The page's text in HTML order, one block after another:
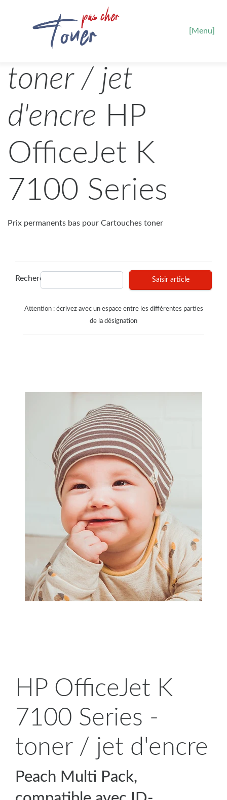
[Menu]
toner / jet
d'encre HP
OfficeJet K
7100 Series
Prix permanents bas pour Cartouches toner
Recherches Saisir article
Attention : écrivez avec un espace entre les différentes parties
de la désignation
HP OfficeJet K
7100 Series -
toner / jet d'encre
Peach Multi Pack,